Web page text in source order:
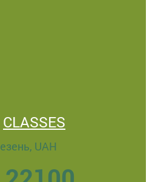
CLASSES
UAH